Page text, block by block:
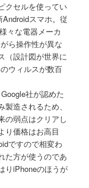
クセルを使ってい
スマホ。従
々な電器メーカ
ら操作性が異な
（設計図が世界に
ウィルスが数百
社が認めた
造されるため、
の弱点はクリアし
り価格はお高目
ですので相変わ
た方が使うのであ
りiPhoneのほうが